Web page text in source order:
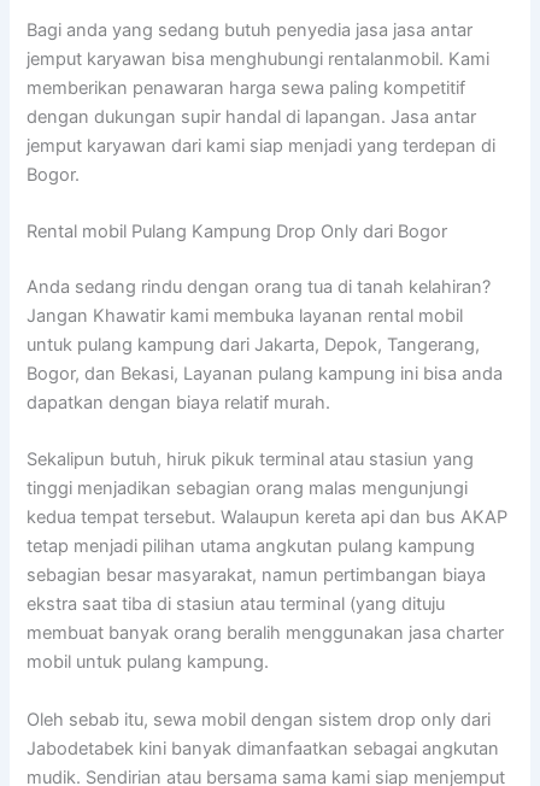
Bagi anda yang sedang butuh penyedia jasa jasa antar
jemput karyawan bisa menghubungi rentalanmobil. Kami
memberikan penawaran harga sewa paling kompetitif
dengan dukungan supir handal di lapangan. Jasa antar
jemput karyawan dari kami siap menjadi yang terdepan di
Bogor.
Rental mobil Pulang Kampung Drop Only dari Bogor
Anda sedang rindu dengan orang tua di tanah kelahiran?
Jangan Khawatir kami membuka layanan rental mobil
untuk pulang kampung dari Jakarta, Depok, Tangerang,
Bogor, dan Bekasi, Layanan pulang kampung ini bisa anda
dapatkan dengan biaya relatif murah.
Sekalipun butuh, hiruk pikuk terminal atau stasiun yang
tinggi menjadikan sebagian orang malas mengunjungi
kedua tempat tersebut. Walaupun kereta api dan bus AKAP
tetap menjadi pilihan utama angkutan pulang kampung
sebagian besar masyarakat, namun pertimbangan biaya
ekstra saat tiba di stasiun atau terminal (yang dituju
membuat banyak orang beralih menggunakan jasa charter
mobil untuk pulang kampung.
Oleh sebab itu, sewa mobil dengan sistem drop only dari
Jabodetabek kini banyak dimanfaatkan sebagai angkutan
mudik. Sendirian atau bersama sama kami siap menjemput